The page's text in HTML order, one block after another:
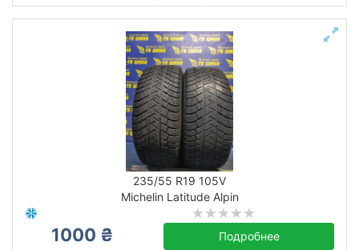
235/55 R19 105V
Michelin Latitude Alpin
1000 ₴ Подробнее